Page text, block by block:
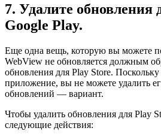
7. Удалите обновления
Google Play.
Еще одна вещь, которую вы можете
WebView не обновляется должным
обновления для Play Store. Поскольку
приложение, вы не можете удалить
обновлений — вариант.
Чтобы удалить обновления для Play
следующие действия: